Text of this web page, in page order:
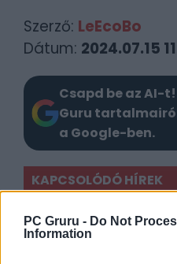
PC Gruru - Do Not
Information
Szerző: LeEcoBo
Dátum: 2024.07.15
Csapd be az AI-
Guru
a Google-ben.
KAPCSOLÓDÓ HÍREK
Már idén
játék motorját